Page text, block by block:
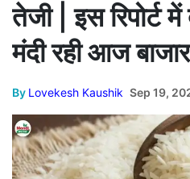
तेजी | इस रिपोर्ट
मंदी रही आज
By Lovekesh Kaushik Sep 19,